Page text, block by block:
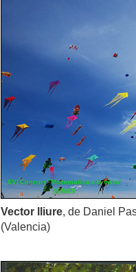
Vector lliure, de Daniel
(Valencia)